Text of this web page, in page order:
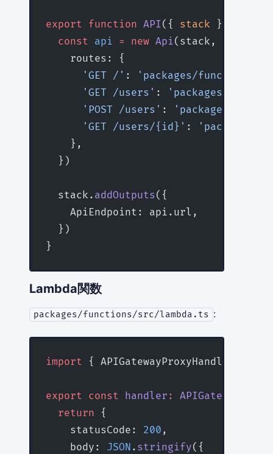
export function API({ stack }
  const
api = new Api(stack,
    routes: {
      'GET /'
:
'packages/functions/
      'GET /users'
:
'packages/
      'POST /users'
:
'packages/
      'GET /users/{id}'
:
'packages/
    },
  })
  stack.
addOutputs({
    ApiEndpoint: api.url,
  })
}
Lambda関数
packages/functions/src/lambda.ts :
import { APIGatewayProxyHandlerV2 }
export const handler :
  return
{
    statusCode:
200 ,
    body:
JSON . stringify({